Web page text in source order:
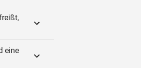
eine